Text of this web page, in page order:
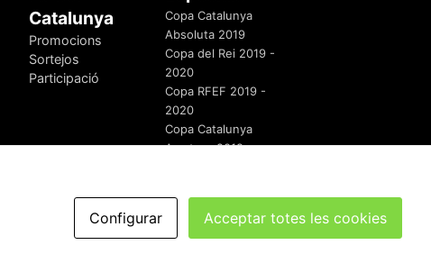
Catalunya
Promocions
Sortejos
Participació
Copa Catalunya
Absoluta 2019
Copa del Rei 2019 -
2020
Copa RFEF 2019 -
2020
Copa Catalunya
Amateur 2019
redaccio@futbolcatalunya.com
Configurar Acceptar totes les cookies